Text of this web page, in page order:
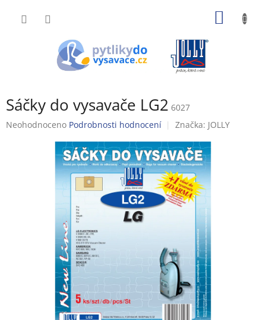
Sáčky do vysavače LG2 6027
Průměrné
Neohodnoceno Podrobnosti hodnocení Značka: JOLLY